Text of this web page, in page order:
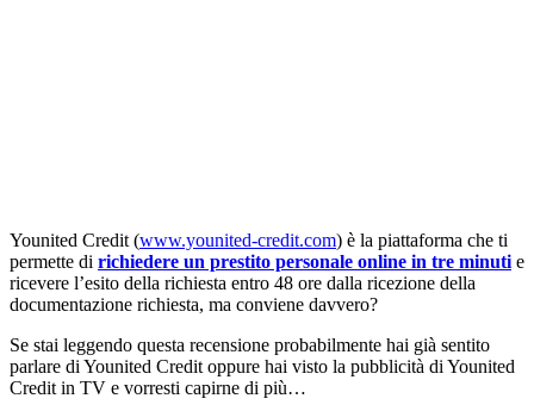
Younited Credit (www.younited-credit.com) è la piattaforma che ti
permette di richiedere un prestito personale online in tre minuti e
ricevere l’esito della richiesta entro 48 ore dalla ricezione della
documentazione richiesta, ma conviene davvero?
Se stai leggendo questa recensione probabilmente hai già sentito
parlare di Younited Credit oppure hai visto la pubblicità di Younited
Credit in TV e vorresti capirne di più…